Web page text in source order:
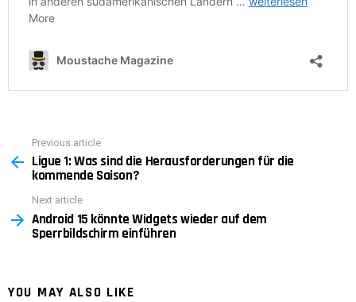
more
Previous article
Ligue 1: Was sind die Herausforderungen für die
kommende Saison?
Next article
Android 15 könnte Widgets wieder auf dem
Sperrbildschirm einführen
YOU MAY ALSO LIKE